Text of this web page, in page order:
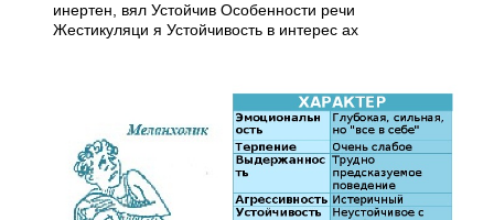
инертен, вял Устойчив Особенности речи
Жестикуляци я Устойчивость в интерес ах